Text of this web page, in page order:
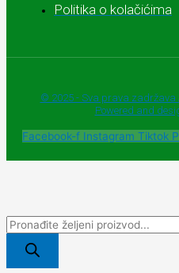
Politika o kolačićima
© 2025 - Sva prava zadržava
Powered and
Facebook-f Instagram Tiktok